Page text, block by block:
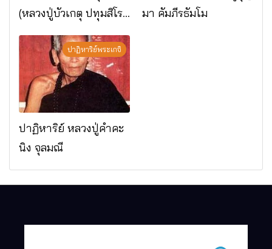
(หลวงปู่บัวเกตุ ปทุมสิโร)
มรณภาพแล้ว วัดป่า
ดาราภิรมย์ อ.แม่ริม
จ.เชียงใหม่
มา คัมภีรธัมโม
ปาฏิหาริย์พระเกจิ
ปาฏิหาริย์ หลวงปู่คำคะ
นิง จุลมณี